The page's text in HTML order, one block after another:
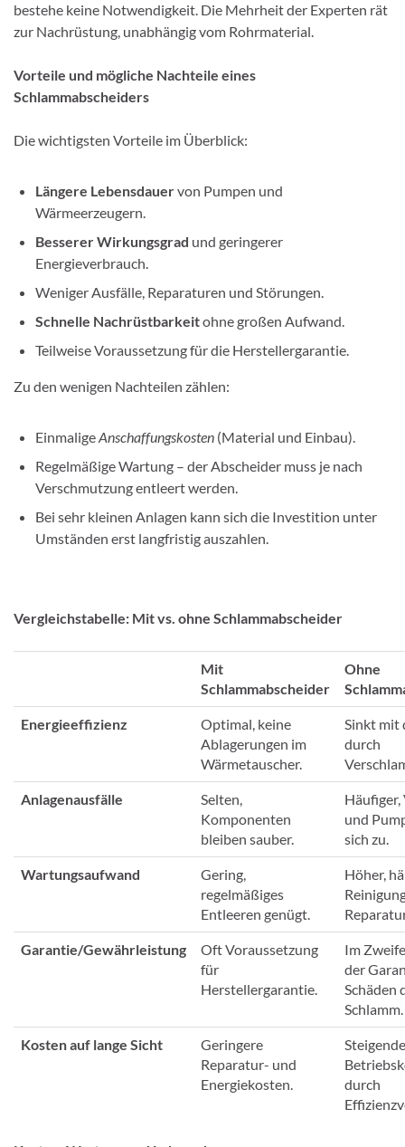
bestehe keine Notwendigkeit. Die Mehrheit der Experten rät
zur Nachrüstung, unabhängig vom Rohrmaterial.
Vorteile und mögliche Nachteile eines
Schlammabscheiders
Die wichtigsten Vorteile im Überblick:
Längere Lebensdauervon Pumpen und
Wärmeerzeugern.
Besserer Wirkungsgrad und geringerer
Energieverbrauch.
Weniger Ausfälle, Reparaturen und Störungen.
Schnelle Nachrüstbarkeitohne großen Aufwand.
Teilweise Voraussetzung für die Herstellergarantie.
Zu den wenigen Nachteilen zählen:
EinmaligeAnschaffungskosten (Material und Einbau).
Regelmäßige Wartung – der Abscheider muss je nach
Verschmutzung entleert werden.
Bei sehr kleinen Anlagen kann sich die Investition unter
Umständen erst langfristig auszahlen.
Vergleichstabelle: Mit vs. ohne Schlammabscheider
Mit
Schlammabscheider
Ohne
Energieeffizienz
Optimal, keine
Ablagerungen im
Wärmetauscher.
Sinkt mit
durch
Anlagenausfälle
Selten,
Komponenten
bleiben sauber.
und
sich zu.
Wartungsaufwand
Gering,
regelmäßiges
Entleeren genügt.
Höher,
Garantie/Gewährleistung
Oft Voraussetzung
für
Herstellergarantie.
Im
der
Schäden
Schlamm.
Kosten auf lange Sicht
Geringere
Reparatur- und
Energiekosten.
Steigende
durch